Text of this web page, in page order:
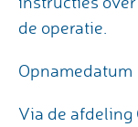
de operatie.
Opnamedatum
Via de afdeling